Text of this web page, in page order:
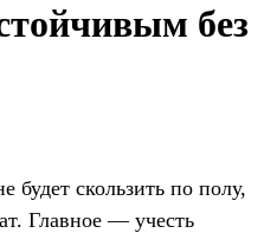
без
будет скользить по полу,
Главное — учесть